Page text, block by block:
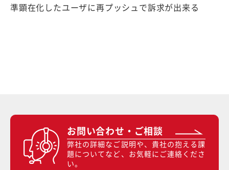
準顕在化したユーザに再プッシュで訴求が出来る
お問い合わせ・ご相談
弊社の詳細なご説明や、貴社の抱える課
題についてなど、お気軽にご連絡くださ
い。